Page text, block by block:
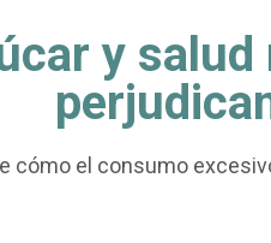
y salud
cómo el consumo